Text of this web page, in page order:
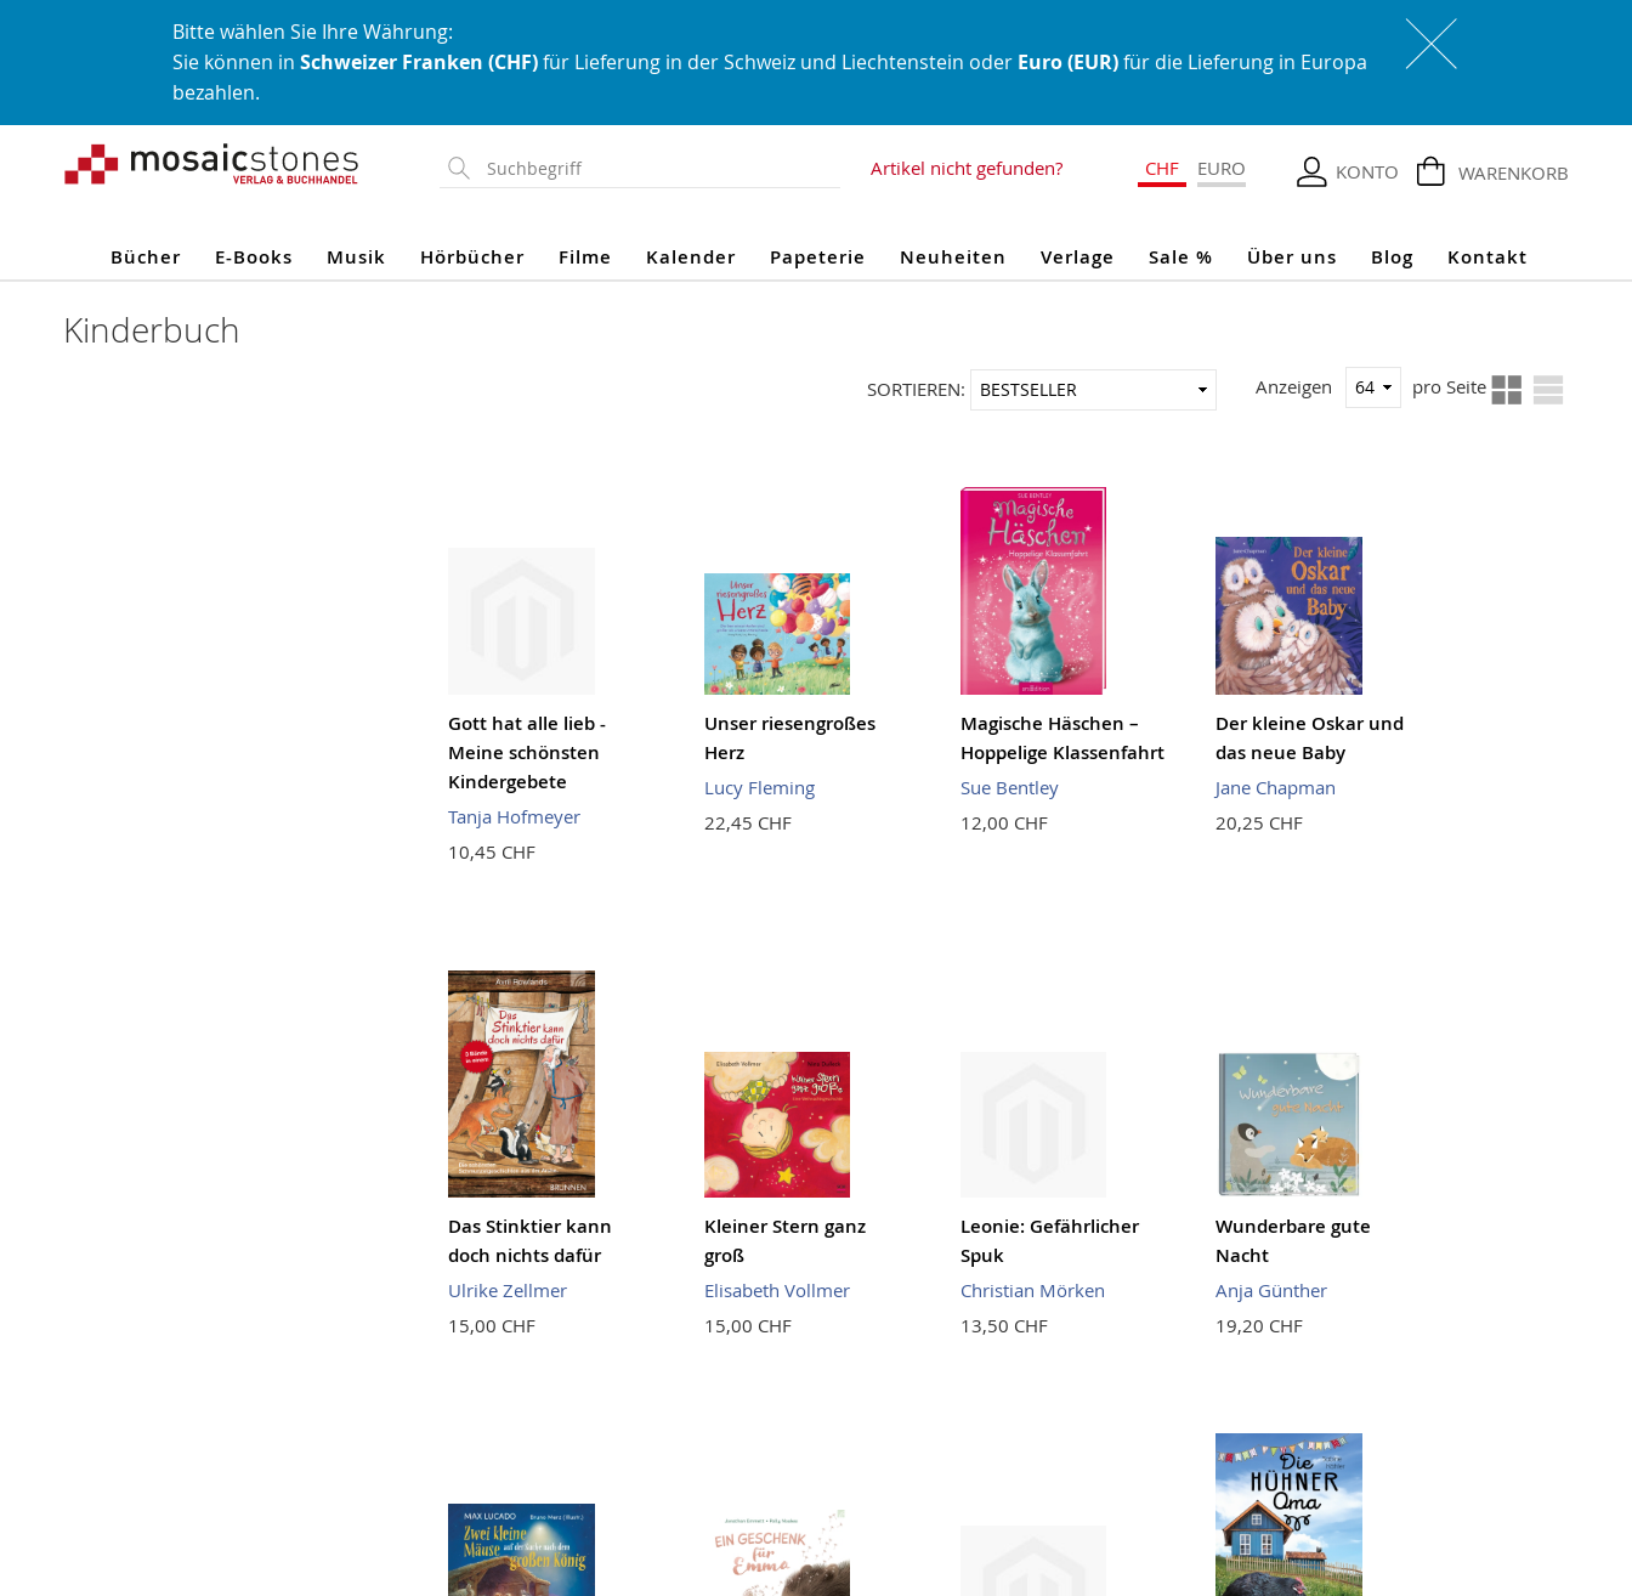
Bitte wählen Sie Ihre Währung:
Sie können in Schweizer Franken (CHF)für Lieferung in der Schweiz und Liechtenstein oder Euro (EUR)für die Lieferung in Europa
bezahlen.
Direkt
zum
WARENKORB
KONTO
Artikel nicht gefunden? CHF EURO
Bücher E-Books Musik Hörbücher Filme Kalender Papeterie Neuheiten Verlage Sale % Über uns Blog Kontakt
Kinderbuch
Ansicht
als
Anzeigen pro Seite
SORTIEREN:
In
aufsteigender
Gott hat alle lieb -
Meine schönsten
Kindergebete
Tanja Hofmeyer
10,45 CHF
Unser riesengroßes
Herz
Lucy Fleming
22,45 CHF
Magische Häschen –
Hoppelige Klassenfahrt
Sue Bentley
12,00 CHF
Der kleine Oskar und
das neue Baby
Jane Chapman
20,25 CHF
Das Stinktier kann
doch nichts dafür
Ulrike Zellmer
15,00 CHF
Kleiner Stern ganz
groß
Elisabeth Vollmer
15,00 CHF
Leonie: Gefährlicher
Spuk
Christian Mörken
13,50 CHF
Wunderbare gute
Nacht
Anja Günther
19,20 CHF